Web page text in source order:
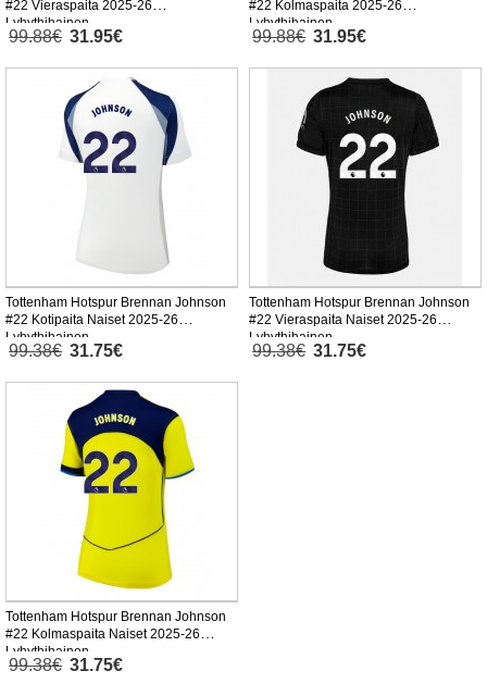
#22 Vieraspaita 2025-26
Lyhythihainen
99.88€ 31.95€
#22 Kolmaspaita 2025-26
Lyhythihainen
99.88€ 31.95€
Tottenham Hotspur Brennan Johnson
#22 Kotipaita Naiset 2025-26
Lyhythihainen
99.38€ 31.75€
Tottenham Hotspur Brennan Johnson
#22 Vieraspaita Naiset 2025-26
Lyhythihainen
99.38€ 31.75€
Tottenham Hotspur Brennan Johnson
#22 Kolmaspaita Naiset 2025-26
Lyhythihainen
99.38€ 31.75€